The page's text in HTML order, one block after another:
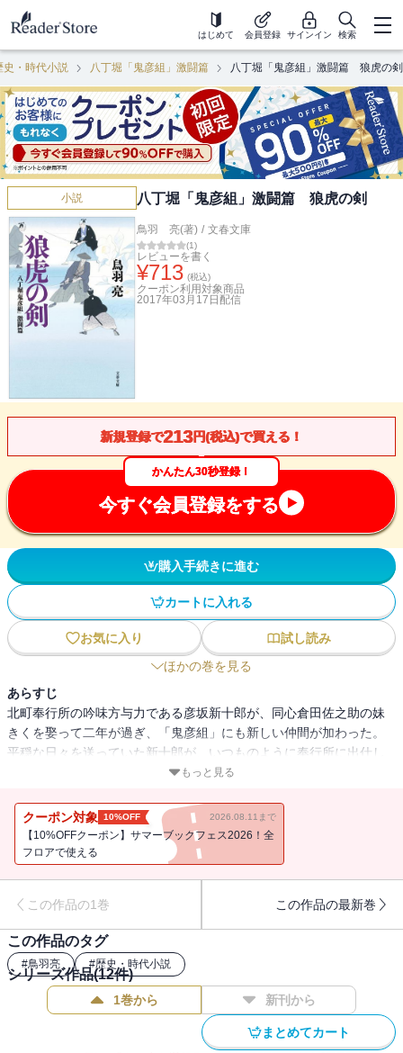
はじめて 会員登録 サインイン 検索
史・時代小説 八丁堀「鬼彦組」激闘篇 八丁堀「鬼彦組」激闘篇 狼虎の剣
小説 八丁堀「鬼彦組」激闘篇 狼虎の剣
鳥羽 亮(著) / 文春文庫
(1)
レビューを書く
¥713 (税込)
クーポン利用対象商品
2017年03月17日 配信
新規登録で213円(税込)で買える！
かんたん30秒登録！
今すぐ会員登録をする
購入手続きに進む
カートに入れる
お気に入り
試し読み
ほかの巻を見る
あらすじ
北町奉行所の吟味方与力である彦坂新十郎が、同心倉田佐之助の妹
きくを娶って二年が過ぎ、「鬼彦組」にも新しい仲間が加わった。
平穏な日々を送っていた新十郎が、いつものように奉行所に出仕し
ようとしていたところ、殺しの一報が入った。大川端の新大橋の近
近、二組の男たちが同様の手口で殺されていた。同じ下手人の仕業
なのか、「鬼彦組」に解決の沙汰が下った！
もっと見る
クーポン対象 10%OFF 2026.08.11まで
【10%OFFクーポン】サマーブックフェス2026！全
フロアで使える
この作品の1巻 この作品の最新巻
この作品のタグ
#鳥羽亮 #歴史・時代小説
シリーズ作品(12件)
1巻から 新刊から
まとめてカート